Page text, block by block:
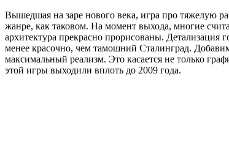
Вышедшая на заре нового века, игра про тяжелую
жанре, как таковом. На момент выхода, многие
архитектура прекрасно прорисованы. Детализация
менее красочно, чем тамошний Сталинград.
максимальный реализм. Это касается не только
этой игры выходили вплоть до 2009 года.